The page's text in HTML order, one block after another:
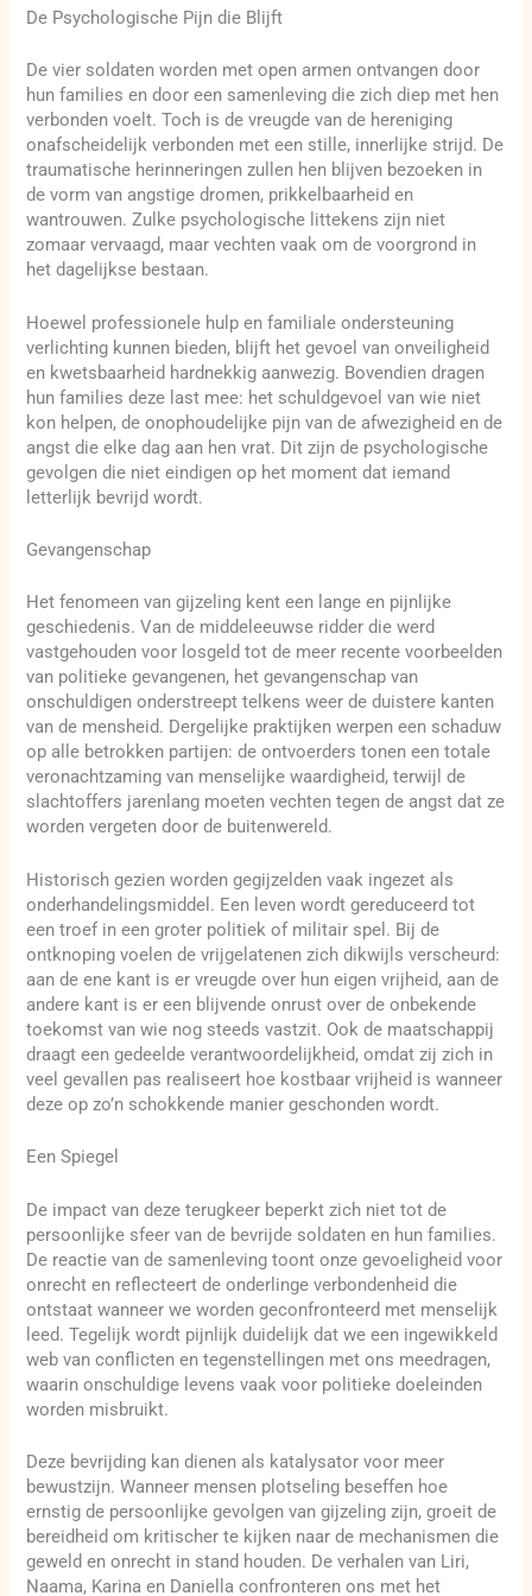
De Psychologische Pijn die Blijft
De vier soldaten worden met open armen ontvangen door
hun families en door een samenleving die zich diep met hen
verbonden voelt. Toch is de vreugde van de hereniging
onafscheidelijk verbonden met een stille, innerlijke strijd. De
traumatische herinneringen zullen hen blijven bezoeken in
de vorm van angstige dromen, prikkelbaarheid en
wantrouwen. Zulke psychologische littekens zijn niet
zomaar vervaagd, maar vechten vaak om de voorgrond in
het dagelijkse bestaan.
Hoewel professionele hulp en familiale ondersteuning
verlichting kunnen bieden, blijft het gevoel van onveiligheid
en kwetsbaarheid hardnekkig aanwezig. Bovendien dragen
hun families deze last mee: het schuldgevoel van wie niet
kon helpen, de onophoudelijke pijn van de afwezigheid en de
angst die elke dag aan hen vrat. Dit zijn de psychologische
gevolgen die niet eindigen op het moment dat iemand
letterlijk bevrijd wordt.
Gevangenschap
Het fenomeen van gijzeling kent een lange en pijnlijke
geschiedenis. Van de middeleeuwse ridder die werd
vastgehouden voor losgeld tot de meer recente voorbeelden
van politieke gevangenen, het gevangenschap van
onschuldigen onderstreept telkens weer de duistere kanten
van de mensheid. Dergelijke praktijken werpen een schaduw
op alle betrokken partijen: de ontvoerders tonen een totale
veronachtzaming van menselijke waardigheid, terwijl de
slachtoffers jarenlang moeten vechten tegen de angst dat ze
worden vergeten door de buitenwereld.
Historisch gezien worden gegijzelden vaak ingezet als
onderhandelingsmiddel. Een leven wordt gereduceerd tot
een troef in een groter politiek of militair spel. Bij de
ontknoping voelen de vrijgelatenen zich dikwijls verscheurd:
aan de ene kant is er vreugde over hun eigen vrijheid, aan de
andere kant is er een blijvende onrust over de onbekende
toekomst van wie nog steeds vastzit. Ook de maatschappij
draagt een gedeelde verantwoordelijkheid, omdat zij zich in
veel gevallen pas realiseert hoe kostbaar vrijheid is wanneer
deze op zo’n schokkende manier geschonden wordt.
Een Spiegel
De impact van deze terugkeer beperkt zich niet tot de
persoonlijke sfeer van de bevrijde soldaten en hun families.
De reactie van de samenleving toont onze gevoeligheid voor
onrecht en reflecteert de onderlinge verbondenheid die
ontstaat wanneer we worden geconfronteerd met menselijk
leed. Tegelijk wordt pijnlijk duidelijk dat we een ingewikkeld
web van conflicten en tegenstellingen met ons meedragen,
waarin onschuldige levens vaak voor politieke doeleinden
worden misbruikt.
Deze bevrijding kan dienen als katalysator voor meer
bewustzijn. Wanneer mensen plotseling beseffen hoe
ernstig de persoonlijke gevolgen van gijzeling zijn, groeit de
bereidheid om kritischer te kijken naar de mechanismen die
geweld en onrecht in stand houden. De verhalen van Liri,
Naama, Karina en Daniella confronteren ons met het